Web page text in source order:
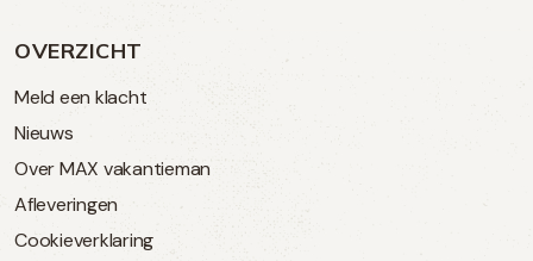
OVERZICHT
Meld een klacht
Nieuws
Over MAX vakantieman
Afleveringen
Cookieverklaring